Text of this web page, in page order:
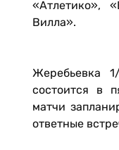
«Атлетико»,
Вилла».
Жеребьевка
состоится в
матчи
ответные